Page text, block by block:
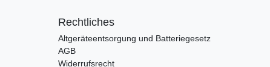
Rechtliches
Altgeräteentsorgung und Batteriegesetz
AGB
Widerrufsrecht